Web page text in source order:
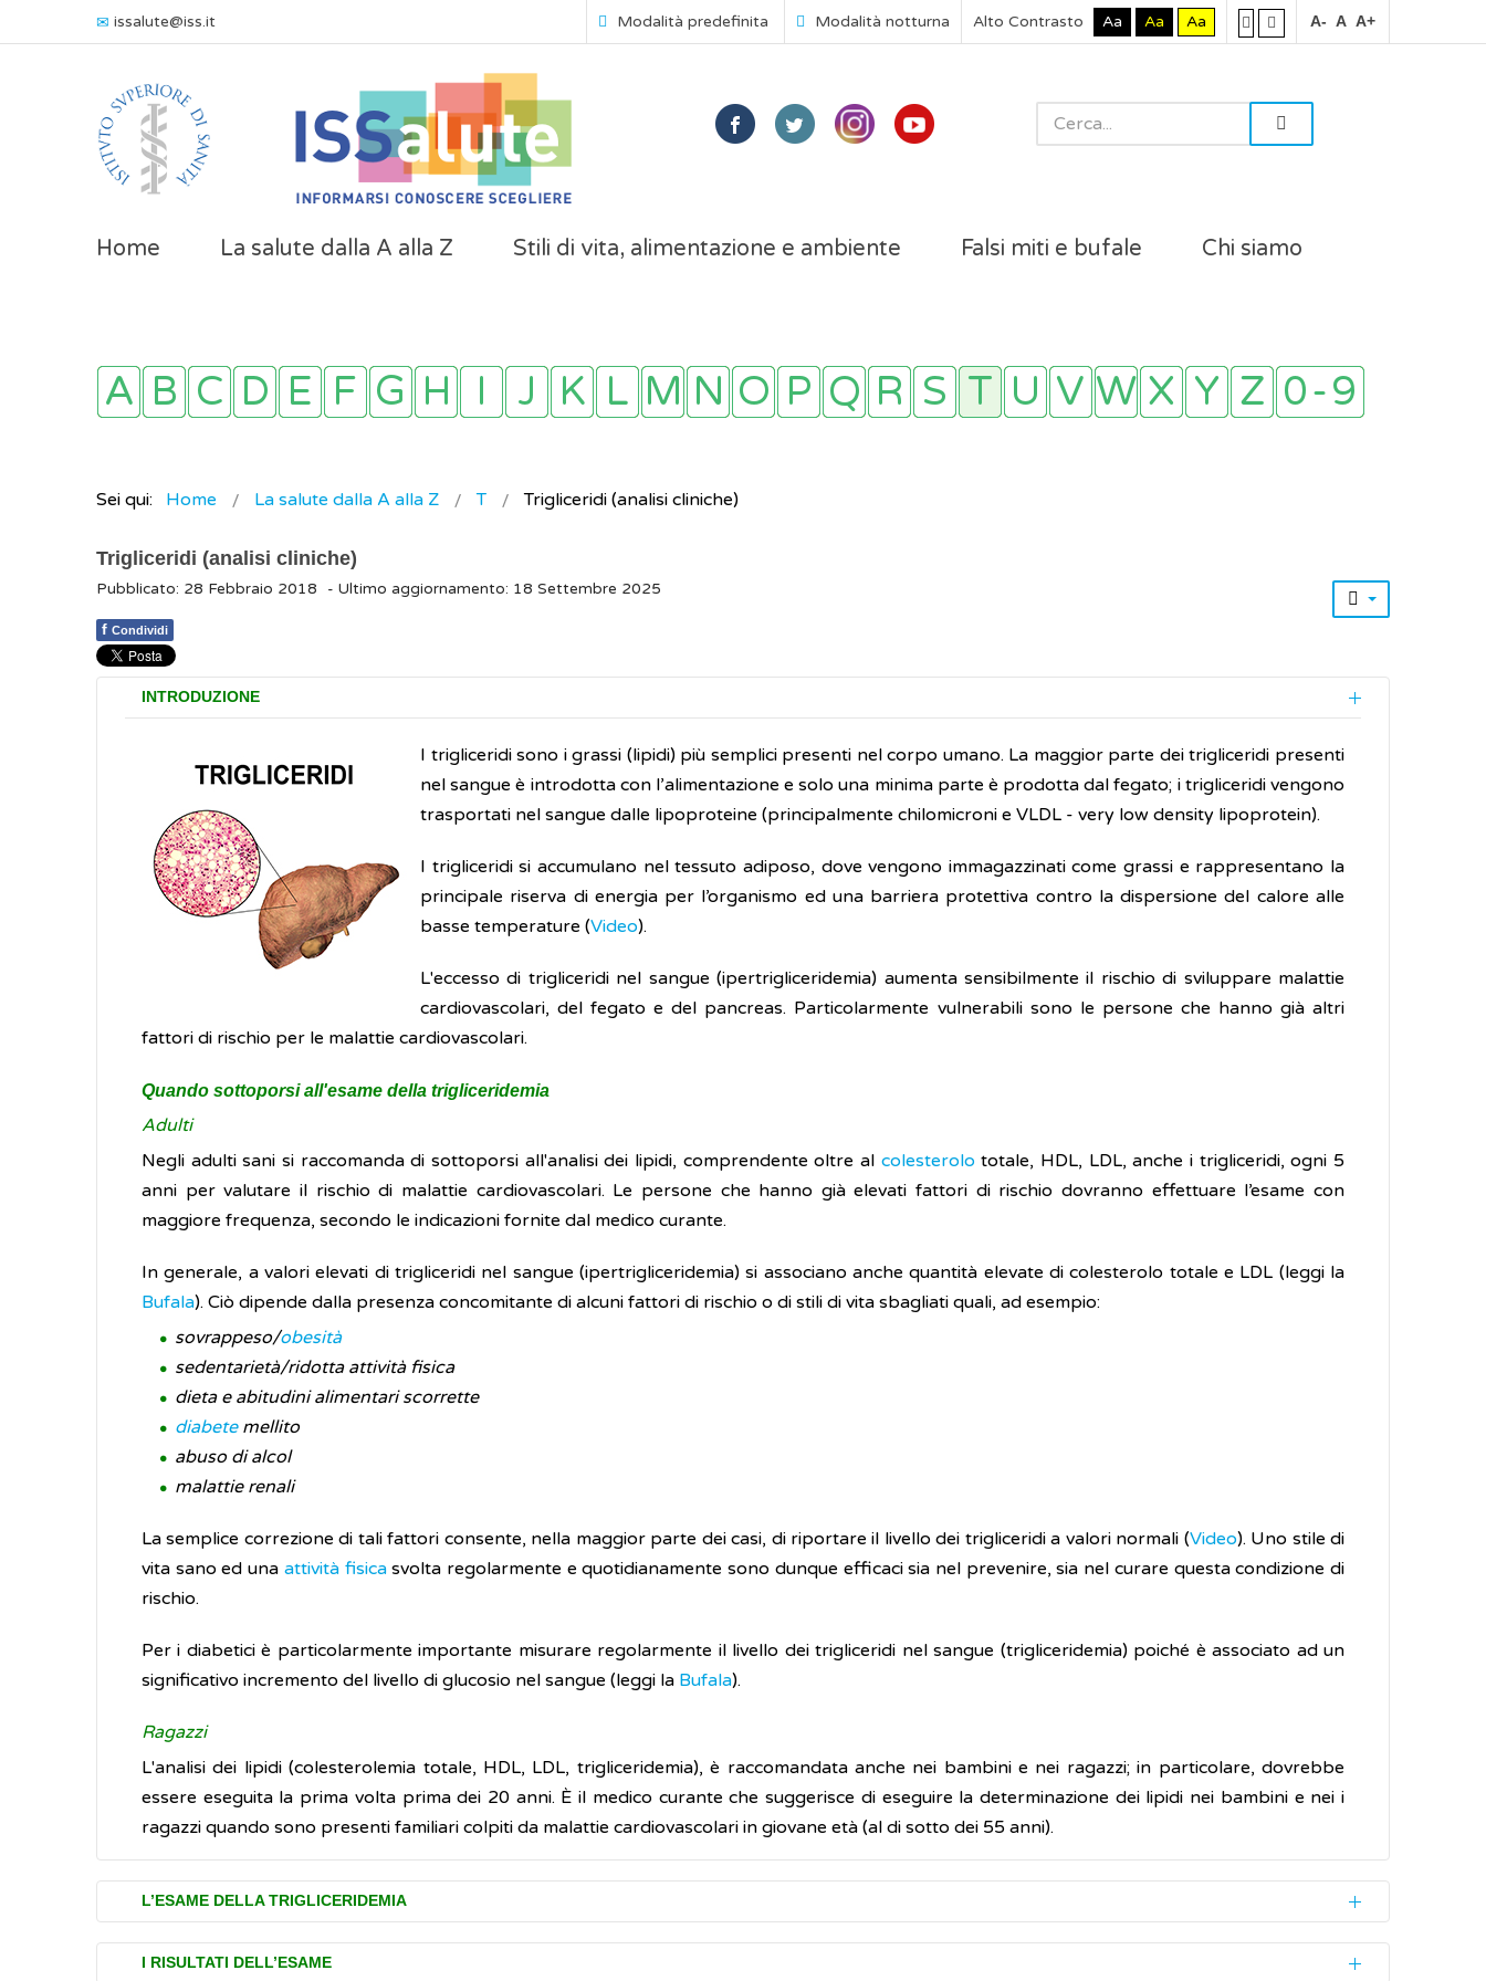
issalute@iss.it Modalità predefinita Modalità notturna Alto Contrasto Aa Aa Aa A- A A+
Home La salute dalla A alla Z Stili di vita, alimentazione e ambiente Falsi miti e bufale Chi siamo
Sei qui: Home La salute dalla A alla Z T Trigliceridi (analisi cliniche)
Trigliceridi (analisi cliniche)
Pubblicato: 28 Febbraio 2018 - Ultimo aggiornamento: 18 Settembre 2025
f Condividi
INTRODUZIONE
I trigliceridi sono i grassi (lipidi) più semplici presenti nel corpo umano. La maggior parte dei trigliceridi presenti
nel sangue è introdotta con l’alimentazione e solo una minima parte è prodotta dal fegato; i trigliceridi vengono
trasportati nel sangue dalle lipoproteine (principalmente chilomicroni e VLDL - very low density lipoprotein).
I trigliceridi si accumulano nel tessuto adiposo, dove vengono immagazzinati come grassi e rappresentano la
principale riserva di energia per l’organismo ed una barriera protettiva contro la dispersione del calore alle
basse temperature (Video).
L'eccesso di trigliceridi nel sangue (ipertrigliceridemia) aumenta sensibilmente il rischio di sviluppare malattie
cardiovascolari, del fegato e del pancreas. Particolarmente vulnerabili sono le persone che hanno già altri
fattori di rischio per le malattie cardiovascolari.
Quando sottoporsi all'esame della trigliceridemia
Adulti
Negli adulti sani si raccomanda di sottoporsi all'analisi dei lipidi, comprendente oltre al colesterolo totale, HDL, LDL, anche i trigliceridi, ogni 5
anni per valutare il rischio di malattie cardiovascolari. Le persone che hanno già elevati fattori di rischio dovranno effettuare l’esame con
maggiore frequenza, secondo le indicazioni fornite dal medico curante.
In generale, a valori elevati di trigliceridi nel sangue (ipertrigliceridemia) si associano anche quantità elevate di colesterolo totale e LDL (leggi la
Bufala). Ciò dipende dalla presenza concomitante di alcuni fattori di rischio o di stili di vita sbagliati quali, ad esempio:
sovrappeso/obesità
sedentarietà/ridotta attività fisica
dieta e abitudini alimentari scorrette
diabetemellito
abuso di alcol
malattie renali
La semplice correzione di tali fattori consente, nella maggior parte dei casi, di riportare il livello dei trigliceridi a valori normali (Video). Uno stile di
vita sano ed una attività fisicasvolta regolarmente e quotidianamente sono dunque efficaci sia nel prevenire, sia nel curare questa condizione di
rischio.
Per i diabetici è particolarmente importante misurare regolarmente il livello dei trigliceridi nel sangue (trigliceridemia) poiché è associato ad un
significativo incremento del livello di glucosio nel sangue (leggi la Bufala).
Ragazzi
L'analisi dei lipidi (colesterolemia totale, HDL, LDL, trigliceridemia), è raccomandata anche nei bambini e nei ragazzi; in particolare, dovrebbe
essere eseguita la prima volta prima dei 20 anni. È il medico curante che suggerisce di eseguire la determinazione dei lipidi nei bambini e nei i
ragazzi quando sono presenti familiari colpiti da malattie cardiovascolari in giovane età (al di sotto dei 55 anni).
L’ESAME DELLA TRIGLICERIDEMIA
L'esame della trigliceridemia viene richiesto dal medico a intervalli regolari per valutare il risultato ottenuto cambiando lo stile di vita
I RISULTATI DELL’ESAME